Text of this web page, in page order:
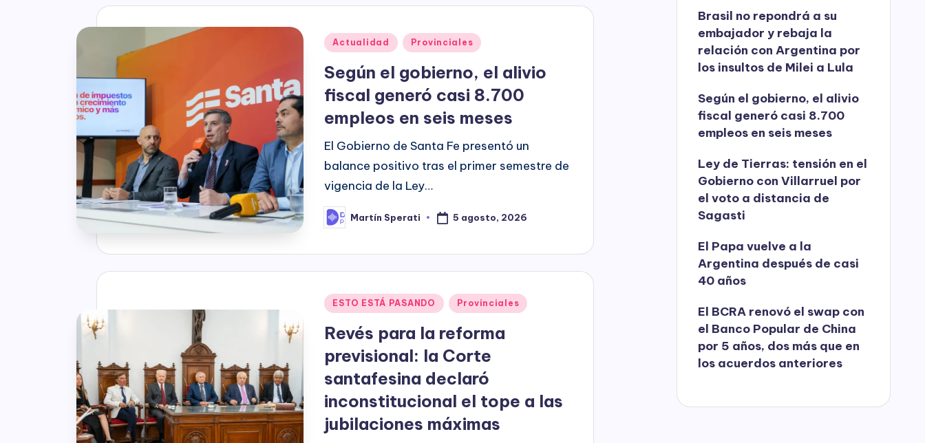
o
P
l
a
y
Posted
Actualidad Provinciales
Según el gobierno, el alivio
fiscal generó casi 8.700
empleos en seis meses
El Gobierno de Santa Fe presentó un
balance positivo tras el primer semestre de
vigencia de la Ley…
Posted
by
Martín Sperati 5 agosto, 2026
Posted
ESTO ESTÁ PASANDO Provinciales
Revés para la reforma
previsional: la Corte
santafesina declaró
inconstitucional el tope a las
jubilaciones máximas
Brasil no repondrá a su
embajador y rebaja la
relación con Argentina por
los insultos de Milei a Lula
Según el gobierno, el alivio
fiscal generó casi 8.700
empleos en seis meses
Ley de Tierras: tensión en el
Gobierno con Villarruel por
el voto a distancia de
Sagasti
El Papa vuelve a la
Argentina después de casi
40 años
El BCRA renovó el swap con
el Banco Popular de China
por 5 años, dos más que en
los acuerdos anteriores